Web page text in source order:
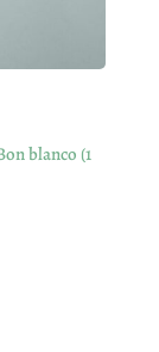
blanco (1